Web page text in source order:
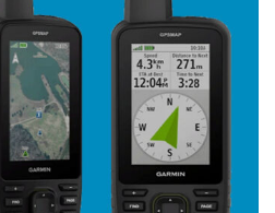
de
souhaits